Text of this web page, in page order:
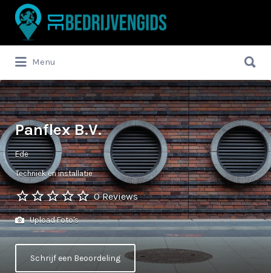
Zoek
naar:
Menu
naar:
Panflex B.V.
Ede
Techniek en installatie
0 Reviews
Upload Foto's
Schrijf een Beoordeling